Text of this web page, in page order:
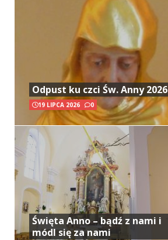
Odpust ku czci Św. Anny 2026
19 LIPCA 2026 0
Święta Anno – bądź z nami i
módl się za nami